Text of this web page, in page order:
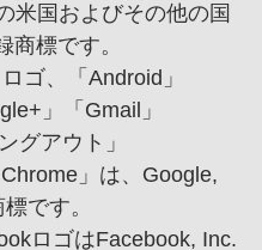
米国およびその他の国
標です。
ゴ、
「Android」
」「Gmail」
グアウト」
」は、 Google,
です。
ロゴはFacebook, Inc.